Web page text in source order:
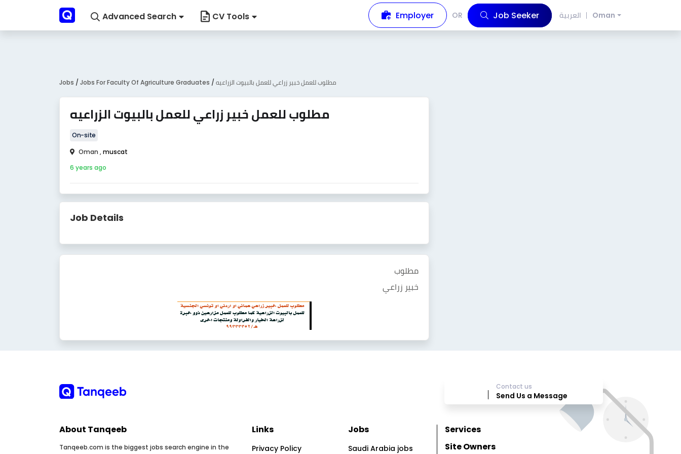
Advanced Search CV Tools Employer OR Job Seeker العربية Oman
Jobs / Jobs For Faculty Of Agriculture Graduates / مطلوب للعمل خبير زراعي للعمل بالبيوت الزراعيه
مطلوب للعمل خبير زراعي للعمل بالبيوت الزراعيه
On-site
Oman ,muscat
6 years ago
Job Details
مطلوب
خبير زراعي
Contact us
Send Us a Message
About Tanqeeb
Tanqeeb.com is the biggest jobs search engine in the
Links
Privacy Policy
Jobs
Saudi Arabia jobs
Services
Site Owners